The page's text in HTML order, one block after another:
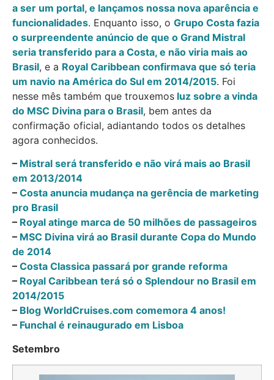
a ser um portal, e lançamos nossa nova aparência e
funcionalidades. Enquanto isso, o Grupo Costa fazia
o surpreendente anúncio de que o Grand Mistral
seria transferido para a Costa, e não viria mais ao
Brasil, e a Royal Caribbean confirmava que só teria
um navio na América do Sul em 2014/2015. Foi
nesse mês também que trouxemos luz sobre a vinda
do MSC Divina para o Brasil, bem antes da
confirmação oficial, adiantando todos os detalhes
agora conhecidos.
– Mistral será transferido e não virá mais ao Brasil
em 2013/2014
– Costa anuncia mudança na gerência de marketing
pro Brasil
– Royal atinge marca de 50 milhões de passageiros
– MSC Divina virá ao Brasil durante Copa do Mundo
de 2014
– Costa Classica passará por grande reforma
– Royal Caribbean terá só o Splendour no Brasil em
2014/2015
– Blog WorldCruises.com comemora 4 anos!
– Funchal é reinaugurado em Lisboa
Setembro